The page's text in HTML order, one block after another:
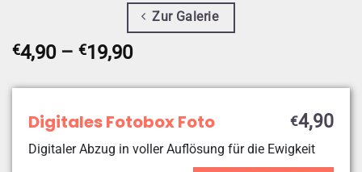
Zur Galerie
€4,90 – €19,90Preisspanne:
bis
Digitales Fotobox Foto €4,90
Digitaler Abzug in voller Auflösung für die Ewigkeit